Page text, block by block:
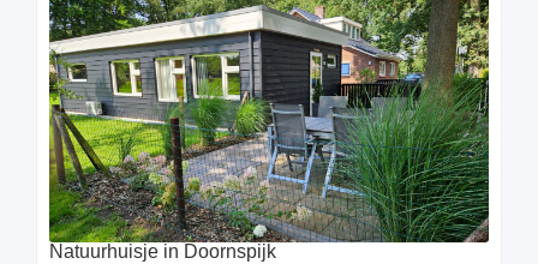
Natuurhuisje in Doornspijk